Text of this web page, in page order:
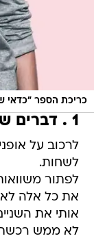
כריכת הספר "כדאי
1 . דברים שלמדתי מסבתא
לרכוב על
לשחות.
לפתור
את כל אלה לא
אותי את
לא ממש